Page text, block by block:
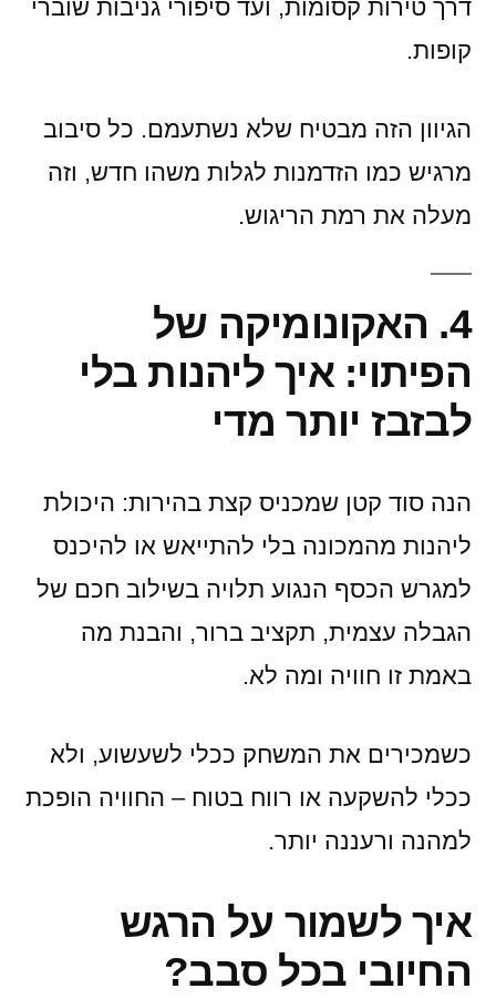
דרך טירות קסומות, ועד סיפורי גניבות שוברי
קופות.
הגיוון הזה מבטיח שלא נשתעמם. כל סיבוב
מרגיש כמו הזדמנות לגלות משהו חדש, וזה
מעלה את רמת הריגוש.
4. האקונומיקה של
הפיתוי: איך ליהנות בלי
לבזבז יותר מדי
הנה סוד קטן שמכניס קצת בהירות: היכולת
ליהנות מהמכונה בלי להתייאש או להיכנס
למגרש הכסף הנגוע תלויה בשילוב חכם של
הגבלה עצמית, תקציב ברור, והבנת מה
באמת זו חוויה ומה לא.
כשמכירים את המשחק ככלי לשעשוע, ולא
ככלי להשקעה או רווח בטוח – החוויה הופכת
למהנה ורעננה יותר.
איך לשמור על הרגש
החיובי בכל סבב?